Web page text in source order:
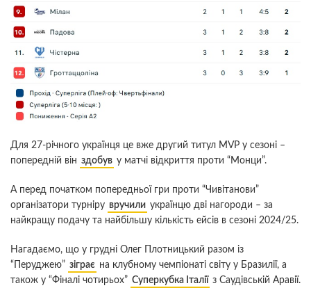
Для 27-річного українця це вже другий титул MVP у сезоні –
попередній він здобув у матчі відкриття проти “Монци”.
А перед початком попередньої гри проти “Чивітанови”
організатори турніру вручили українцю дві нагороди – за
найкращу подачу та найбільшу кількість ейсів в сезоні 2024/25.
Нагадаємо, що у грудні Олег Плотницький разом із
“Перуджею” зіграє на клубному чемпіонаті світу у Бразилії, а
також у “Фіналі чотирьох” Суперкубка Італії з Саудівській Аравії.